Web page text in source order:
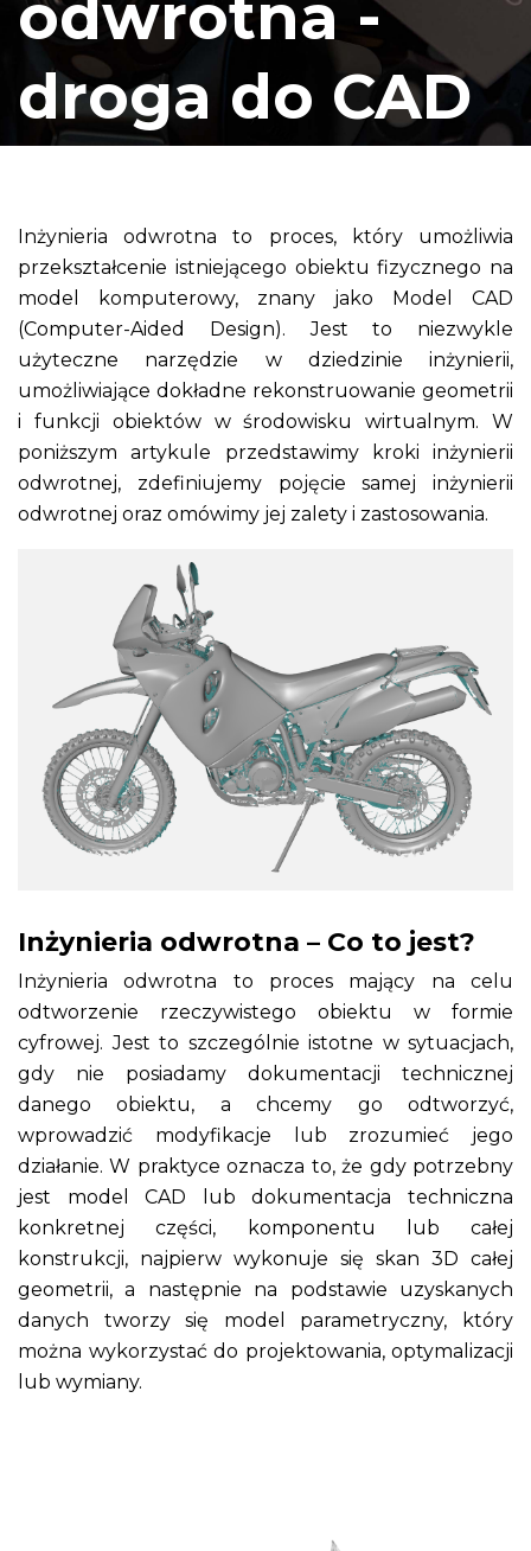
odwrotna -
droga do CAD
Inżynieria odwrotna to proces, który umożliwia
przekształcenie istniejącego obiektu fizycznego na
model komputerowy, znany jako Model CAD
(Computer-Aided Design). Jest to niezwykle
użyteczne narzędzie w dziedzinie inżynierii,
umożliwiające dokładne rekonstruowanie geometrii
i funkcji obiektów w środowisku wirtualnym. W
poniższym artykule przedstawimy kroki inżynierii
odwrotnej, zdefiniujemy pojęcie samej inżynierii
odwrotnej oraz omówimy jej zalety i zastosowania.
Inżynieria odwrotna – Co to jest?
Inżynieria odwrotna to proces mający na celu
odtworzenie rzeczywistego obiektu w formie
cyfrowej. Jest to szczególnie istotne w sytuacjach,
gdy nie posiadamy dokumentacji technicznej
danego obiektu, a chcemy go odtworzyć,
wprowadzić modyfikacje lub zrozumieć jego
działanie. W praktyce oznacza to, że gdy potrzebny
jest model CAD lub dokumentacja techniczna
konkretnej części, komponentu lub całej
konstrukcji, najpierw wykonuje się skan 3D całej
geometrii, a następnie na podstawie uzyskanych
danych tworzy się model parametryczny, który
można wykorzystać do projektowania, optymalizacji
lub wymiany.